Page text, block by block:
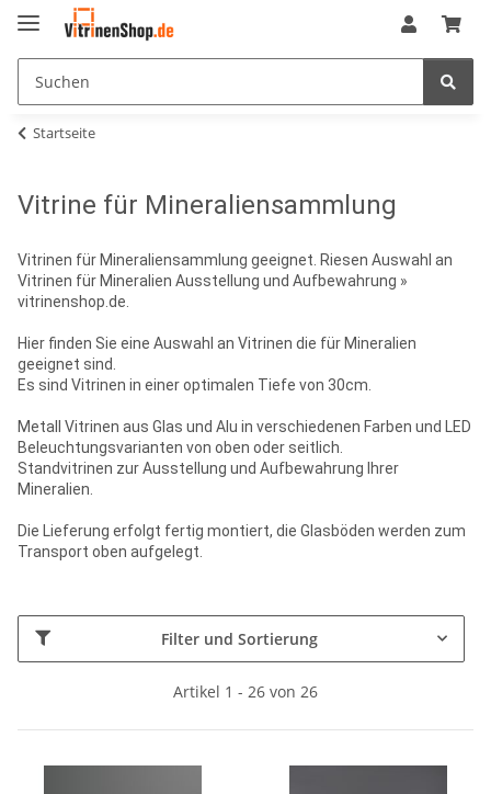
Startseite
Vitrine für Mineraliensammlung
Vitrinen für Mineraliensammlung geeignet. Riesen Auswahl an
Vitrinen für Mineralien Ausstellung und Aufbewahrung »
vitrinenshop.de.
Hier finden Sie eine Auswahl an Vitrinen die für Mineralien
geeignet sind.
Es sind Vitrinen in einer optimalen Tiefe von 30cm.
Metall Vitrinen aus Glas und Alu in verschiedenen Farben und LED
Beleuchtungsvarianten von oben oder seitlich.
Standvitrinen zur Ausstellung und Aufbewahrung Ihrer
Mineralien.
Die Lieferung erfolgt fertig montiert, die Glasböden werden zum
Transport oben aufgelegt.
Filter und Sortierung
Artikel 1 - 26 von 26